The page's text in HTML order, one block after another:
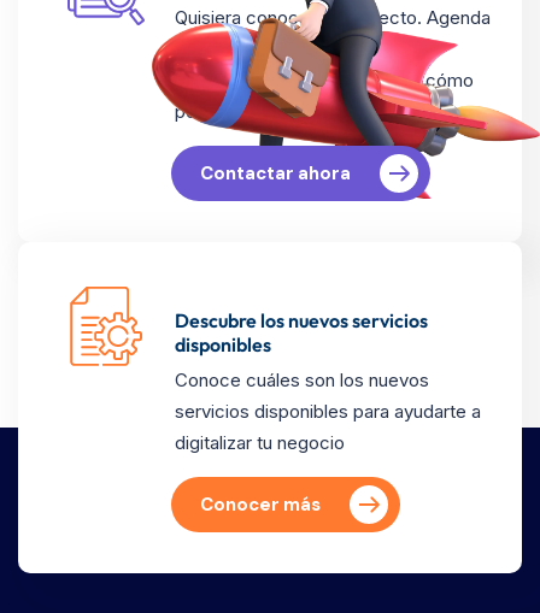
Quisiera conocer tu proyecto. Agenda
una sesión de descubrimiento
conmigo o mi equipo para ver cómo
podemos ayudarte.
Contactar ahora
Descubre los nuevos servicios
disponibles
Conoce cuáles son los nuevos
servicios disponibles para ayudarte a
digitalizar tu negocio
Conocer más